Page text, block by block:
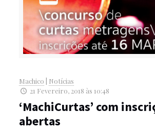
Machico
Notícias
21 Fevereiro, 2018 às 10:48
‘MachiCurtas’ com
abertas